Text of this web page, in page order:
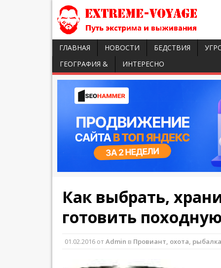
ГЛАВНАЯ НОВОСТИ БЕДСТВИЯ
ГЕОГРАФИЯ &
ИНТЕРЕСНО
Как выбрать,
готовить
01.02.2016 от Admin в Провиант, охота, рыбалка